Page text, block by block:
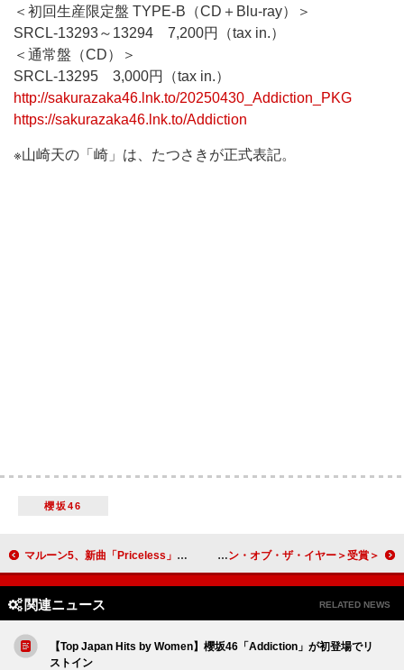
＜初回生産限定盤 TYPE-B（CD＋Blu-ray）＞
SRCL-13293～13294 7,200円（tax in.）
＜通常盤（CD）＞
SRCL-13295 3,000円（tax in.）
http://sakurazaka46.lnk.to/20250430_Addiction_PKG
https://sakurazaka46.lnk.to/Addiction
※山崎天の「崎」は、たつさきが正式表記。
櫻坂46
マルーン5、新曲「Priceless」でBLACKPINKリサとコラボ ＜インタビュー＞セレーナ・ゴメス、映画／配信／音楽での成功＆社会貢献を称え＜ビルボード・ラテン・ウーマン・オブ・ザ・イヤー＞受賞
関連ニュース RELATED NEWS
【Top Japan Hits by Women】櫻坂46「Addiction」が初登場でリ
ストイン